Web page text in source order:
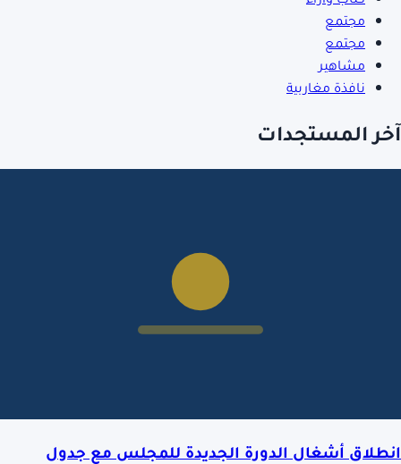
مجتمع
مجتمع
مشاهير
نافذة مغاربية
آخر المستجدات
انطلاق أشغال الدورة الجديدة للمجلس مع جدول